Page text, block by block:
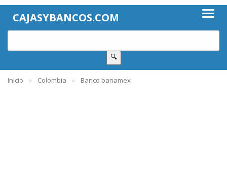
CAJASYBANCOS.COM
🔍
Inicio Colombia Banco banamex